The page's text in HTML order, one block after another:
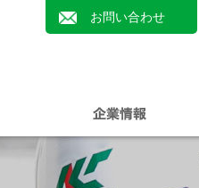
お問い合わせ